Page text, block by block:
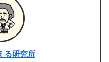
る研究所